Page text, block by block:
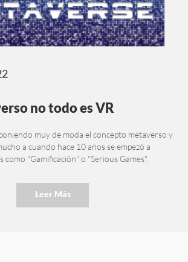
no todo es VR
muy de moda el concepto metaverso y
a cuando hace 10 años se empezó a
como "Gamificación" o "Serious Games".
Leer Más